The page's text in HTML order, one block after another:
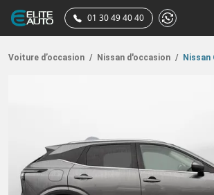
01 30 49 40 40
Voiture d’occasion / Nissan d'occasion / Nissan